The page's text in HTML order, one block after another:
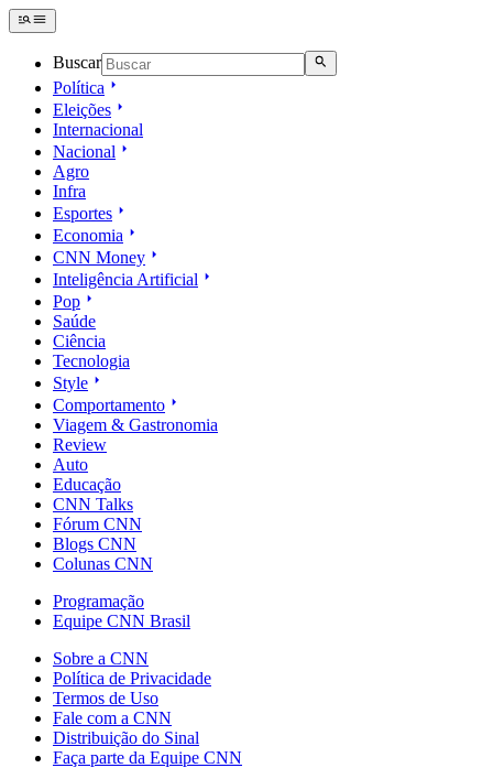
Buscar
Política
Eleições
Internacional
Nacional
Agro
Infra
Esportes
Economia
CNN Money
Inteligência Artificial
Pop
Saúde
Ciência
Tecnologia
Style
Comportamento
Viagem & Gastronomia
Review
Auto
Educação
CNN Talks
Fórum CNN
Blogs CNN
Colunas CNN
Programação
Equipe CNN Brasil
Sobre a CNN
Política de Privacidade
Termos de Uso
Fale com a CNN
Distribuição do Sinal
Faça parte da Equipe CNN